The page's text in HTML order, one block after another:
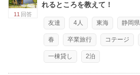
11 回答
れるところを教えて！
友達 4人 東海 静岡県
春 卒業旅行 コテージ
一棟貸し 2泊